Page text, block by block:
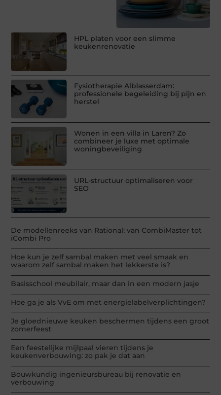
HPL platen voor een slimme
keukenrenovatie
Fysiotherapie Alblasserdam:
professionele begeleiding bij pijn en
herstel
Wonen in een villa in Laren? Zo
combineer je luxe met optimale
woningbeveiliging
URL-structuur optimaliseren voor
SEO
De modellenreeks van Rational: van CombiMaster tot
iCombi Pro
Hoe kun je zelf sambal maken met veel smaak en
waarom zelf sambal maken het lekkerste is?
Basisschool meubilair, maar dan in een modern jasje
Hoe ga je als VvE om met energielabelverplichtingen?
Je gloednieuwe keuken beschermen tijdens een groot
zomerfeest
Een feestelijke mijlpaal vieren tijdens je
keukenverbouwing: zo pak je dat aan
Bouwkundig ingenieursbureau bij renovatie en
verbouwing